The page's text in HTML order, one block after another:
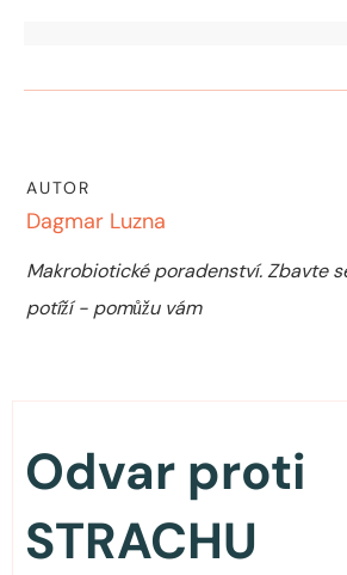
AUTOR
Dagmar Luzna
Makrobiotické poradenství. Zbavte
potíží - pomůžu vám
Odvar proti
STRACHU